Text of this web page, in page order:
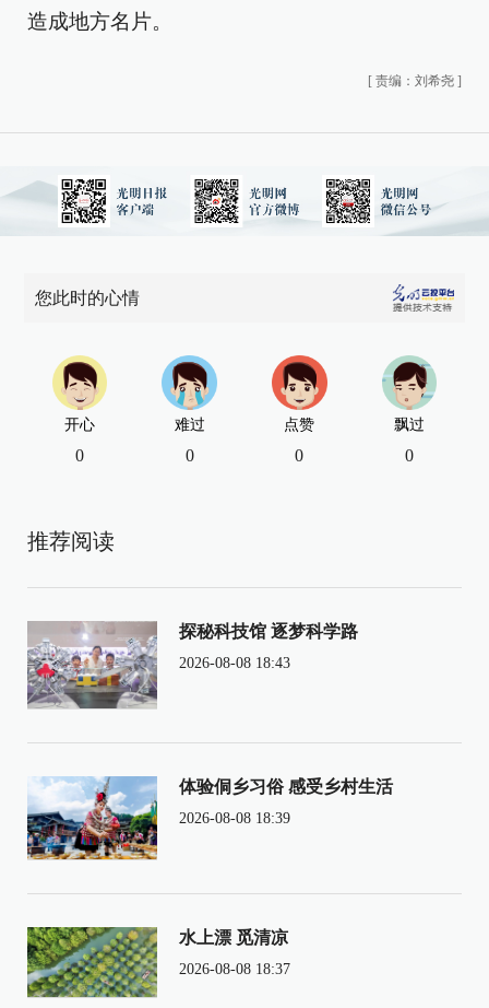
造成地方名片。
[ 责编：刘希尧 ]
您此时的心情
开心
0
难过
0
点赞
0
飘过
0
推荐阅读
探秘科技馆 逐梦科学路
2026-08-08 18:43
体验侗乡习俗 感受乡村生活
2026-08-08 18:39
水上漂 觅清凉
2026-08-08 18:37